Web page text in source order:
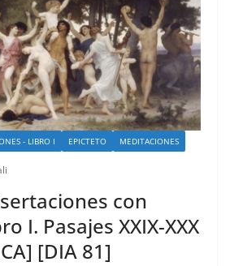
- LIBRO I EPICTETO MEDITACIONES
con
I. Pasajes XXIX-XXX
[DIA 81]